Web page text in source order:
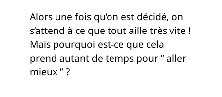
Alors une fois qu’on est décidé, on
s’attend à ce que tout aille très vite !
Mais pourquoi est-ce que cela
prend autant de temps pour ” aller
mieux ” ?